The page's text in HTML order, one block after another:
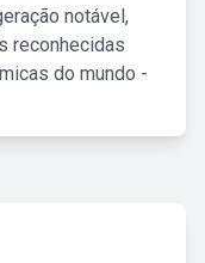
notável,
reconhecidas
do mundo -